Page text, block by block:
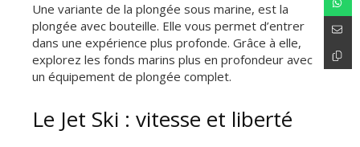
Une variante de la plongée sous marine, est la
plongée avec bouteille. Elle vous permet d’entrer
dans une expérience plus profonde. Grâce à elle,
explorez les fonds marins plus en profondeur avec
un équipement de plongée complet.
Le Jet Ski : vitesse et liberté